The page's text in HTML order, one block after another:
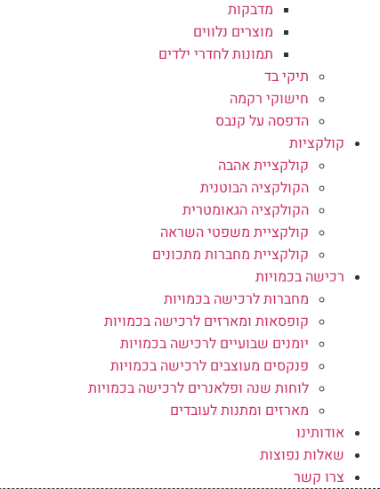
מדבקות
מוצרים נלווים
תמונות לחדרי ילדים
תיקי בד
חישוקי רקמה
הדפסה על קנבס
קולקציות
קולקציית אהבה
הקולקציה הבוטנית
הקולקציה הגאומטרית
קולקציית משפטי השראה
קולקציית מחברות מתכונים
רכישה בכמויות
מחברות לרכישה בכמויות
קופסאות ומארזים לרכישה בכמויות
יומנים שבועיים לרכישה בכמויות
פנקסים מעוצבים לרכישה בכמויות
לוחות שנה ופלאנרים לרכישה בכמויות
מארזים ומתנות לעובדים
אודותינו
שאלות נפוצות
צרו קשר